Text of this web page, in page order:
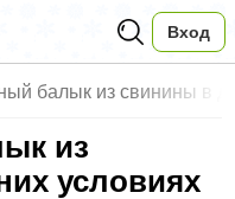
Вход
балык из свинины в
из
условиях